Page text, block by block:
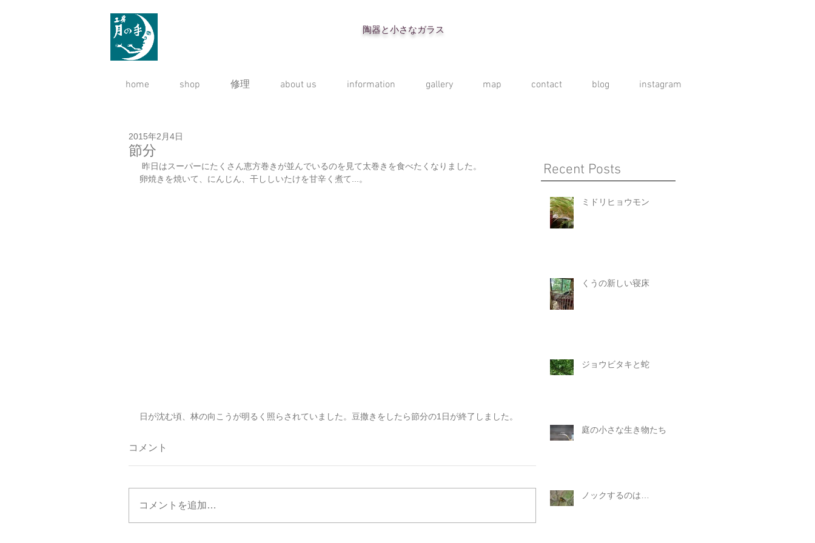
陶器と小さなガラス
home shop 修理 about us information gallery map contact blog instagram
節分
2015年2月4日
昨日はスーパーにたくさん恵方巻きが並んでいるのを見て太巻きを食べたくなりました。
卵焼きを焼いて、にんじん、干ししいたけを甘辛く煮て...。
日が沈む頃、林の向こうが明るく照らされていました。豆撒きをしたら節分の1日が終了しました。
コメント
コメントを追加…
Recent Posts
ミドリヒョウモン
くうの新しい寝床
ジョウビタキと蛇
庭の小さな生き物たち
ノックするのは…